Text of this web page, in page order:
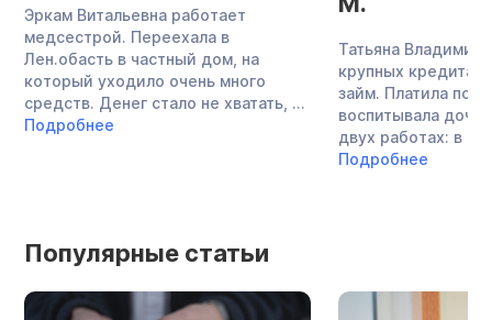
Эркам Витальевна работает
медсестрой. Переехала в
Лен.обасть в частный дом, на
который уходило очень много
средств. Денег стало не хватать, ...
Подробнее
Татьяна
крупных кредита
займ. Платила по
воспитывала дочь,
двух работах: в ...
Подробнее
Популярные статьи